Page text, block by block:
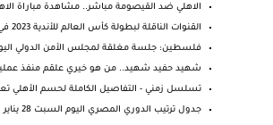
الاهلي ضد القيصومة مباشر.. مشاهدة مباراة
القنوات الناقلة لبطولة كأس العالم للأندية 2023 في ...
فلسطين: جلسة مغلقة لمجلس الأمن الدولي
شهيد حفيد شهيد.. من هو خيري علقم منفذ
تسلسل زمني - التفاصيل الكاملة لحسم الأهلي
جدول ترتيب الدوري المصري اليوم السبت 28 يناير